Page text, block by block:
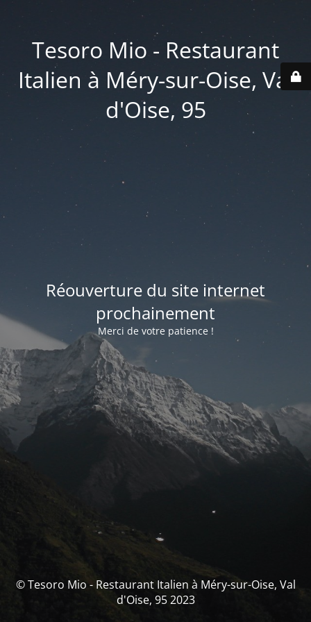
Tesoro Mio - Restaurant
Italien à Méry-sur-Oise, Val
d'Oise, 95
Réouverture du site internet
prochainement
Merci de votre patience !
© Tesoro Mio - Restaurant Italien à Méry-sur-Oise, Val
d'Oise, 95 2023